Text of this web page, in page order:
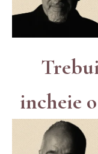
incheie